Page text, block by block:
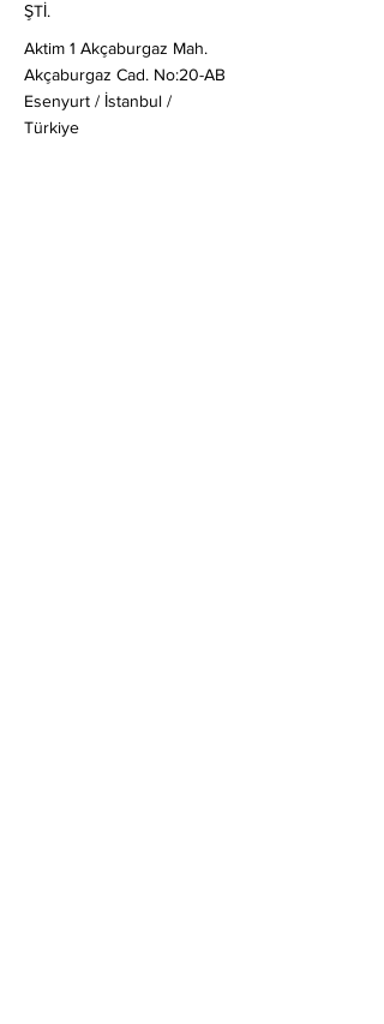
ŞTİ.
Aktim 1 Akçaburgaz Mah.
Akçaburgaz Cad. No:20-AB
Esenyurt / İstanbul /
Türkiye